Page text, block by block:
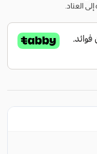
العتاد.